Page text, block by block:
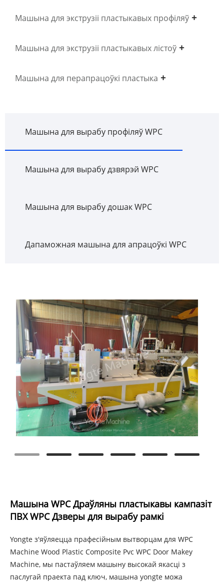
Машына для экструзіі пластыкавых профіляў
Машына для экструзіі пластыкавых лістоў
Машына для перапрацоўкі пластыка
Машына для вырабу профіляў WPC
Машына для вырабу дзвярэй WPC
Машына для вырабу дошак WPC
Дапаможная машына для апрацоўкі WPC
Машына WPC Драўляны пластыкавы кампазіт
ПВХ WPC Дзверы для вырабу рамкі
Yongte з'яўляецца прафесійным вытворцам для WPC
Machine Wood Plastic Composite Pvc WPC Door Makey
Machine, мы пастаўляем машыну высокай якасці з
паслугай праекта пад ключ, машына yongte можа